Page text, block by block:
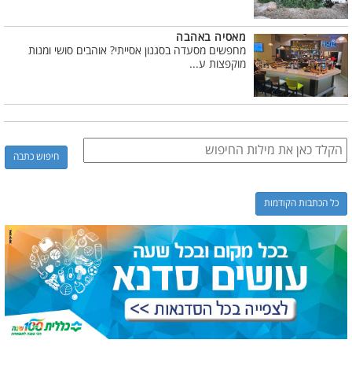
מאסיה באהבה
מחפשים מסעדה בסגנון אסייתי? אוהבים סושי ומנות
מוקפצות ע...
כל הכתבות הקודמות